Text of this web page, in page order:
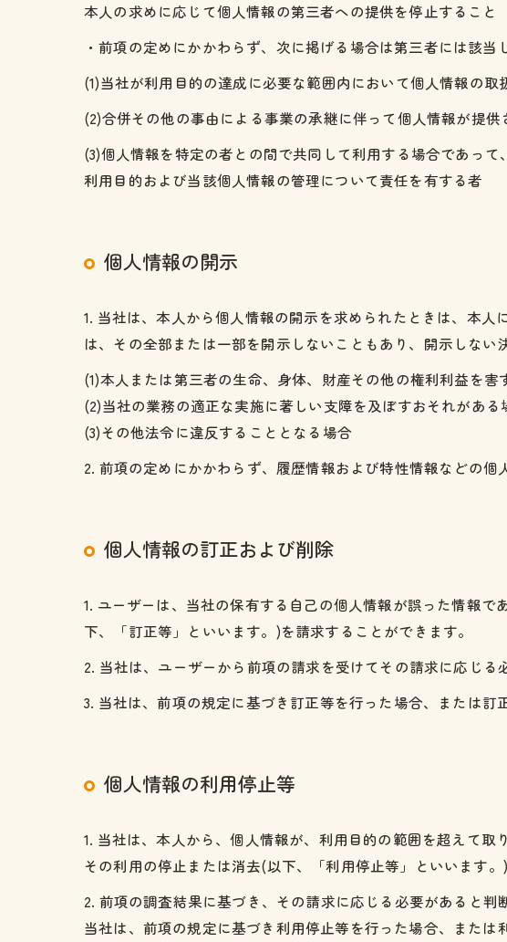
本人の求めに応じて個人情報の第三者への提供を停止すること
・前項の定めにかかわらず、次に掲げる場合は第三者には該当
(1)当社が利用目的の達成に必要な範囲内において個人情報の
(2)合併その他の事由による事業の承継に伴って個人情報が提供
(3)個人情報を特定の者との間で共同して利用する場合であっ
利用目的および当該個人情報の管理について責任を有する者
個人情報の開示
1. 当社は、本人から個人情報の開示を求められたときは、本
は、その全部または一部を開示しないこともあり、開示しない
(1)本人または第三者の生命、身体、財産その他の権利利益を害
(2)当社の業務の適正な実施に著しい支障を及ぼすおそれがある
(3)その他法令に違反することとなる場合
2. 前項の定めにかかわらず、履歴情報および特性情報などの
個人情報の訂正および削除
1. ユーザーは、当社の保有する自己の個人情報が誤った情報
下、「訂正等」といいます。)を請求することができます。
2. 当社は、ユーザーから前項の請求を受けてその請求に応じ
3. 当社は、前項の規定に基づき訂正等を行った場合、または
個人情報の利用停止等
1. 当社は、本人から、個人情報が、利用目的の範囲を超えて
その利用の停止または消去(以下、「利用停止等」といいます
2. 前項の調査結果に基づき、その請求に応じる必要があると
当社は、前項の規定に基づき利用停止等を行った場合、また